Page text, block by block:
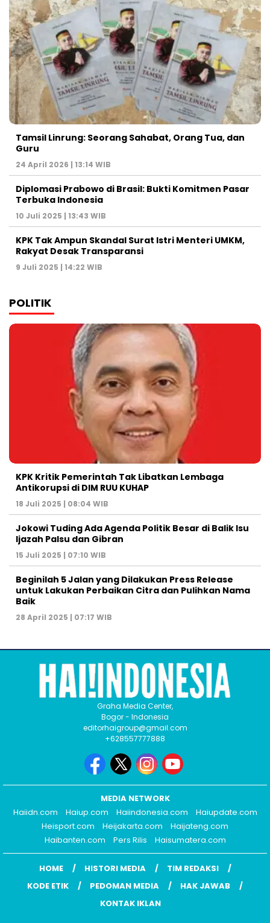
Tamsil Linrung: Seorang Sahabat, Orang Tua, dan
Guru
24 April 2026 | 13:14 WIB
Diplomasi Prabowo di Brasil: Bukti Komitmen Pasar
Terbuka Indonesia
10 Juli 2025 | 13:43 WIB
KPK Tak Ampun Skandal Surat Istri Menteri UMKM,
Rakyat Desak Transparansi
9 Juli 2025 | 14:22 WIB
POLITIK
KPK Kritik Pemerintah Tak Libatkan Lembaga
Antikorupsi di DIM RUU KUHAP
18 Juli 2025 | 08:04 WIB
Jokowi Tuding Ada Agenda Politik Besar di Balik Isu
Ijazah Palsu dan Gibran
15 Juli 2025 | 07:10 WIB
Beginilah 5 Jalan yang Dilakukan Press Release
untuk Lakukan Perbaikan Citra dan Pulihkan Nama
Baik
28 April 2025 | 07:17 WIB
Graha Media Center,
Bogor - Indonesia
editorhaigroup@gmail.com
+628557777888
MEDIA NETWORK
Haiidn.com
Haiup.com Haiindonesia.com
Haiupdate.com
Heisport.com
Heijakarta.com
Haijateng.com
Haibanten.com
Pers Rilis Haisumatera.com
HOME HISTORI MEDIA
TIM REDAKSI
KODE ETIK
PEDOMAN MEDIA
HAK JAWAB
KONTAK IKLAN